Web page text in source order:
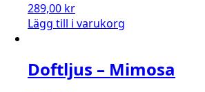
289,00 kr
Lägg till i varukorg
Doftljus – Mimosa